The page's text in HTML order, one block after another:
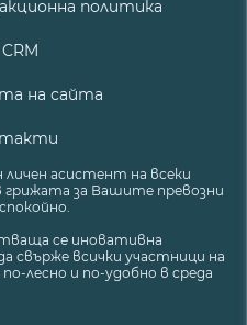
политика
на сайта
личен асистент на всеки
за Вашите превозни
се иновативна
свърже всички участници на
лесно и по-удобно в среда